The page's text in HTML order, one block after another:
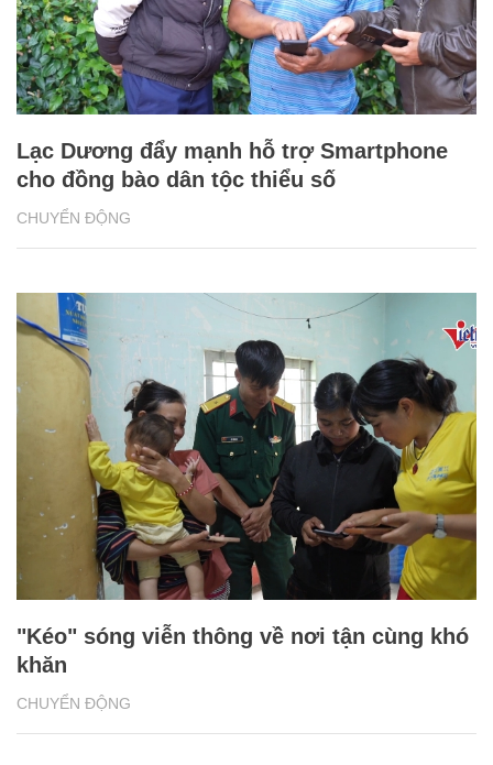
CHUYỂN ĐỘNG
Lạc Dương đẩy mạnh hỗ trợ Smartphone
cho đồng bào dân tộc thiểu số
CHUYỂN ĐỘNG
"Kéo" sóng viễn thông về nơi tận cùng khó
khăn